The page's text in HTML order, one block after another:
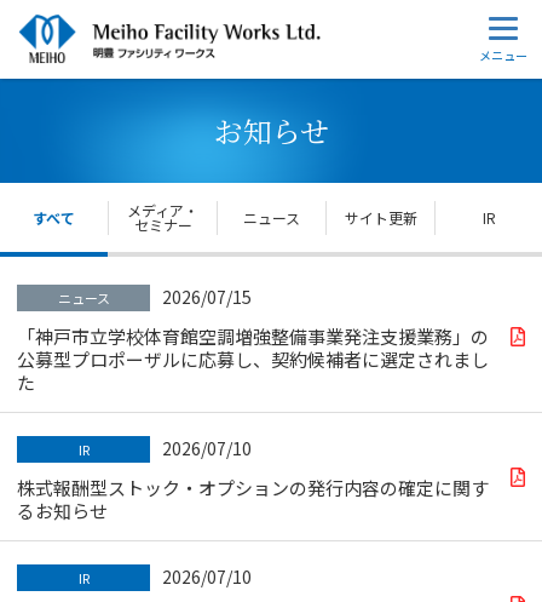
お知らせ
すべて メディア・
セミナー ニュース サイト更新 IR
ニュース 2026/07/15
「神戸市立学校体育館空調増強整備事業発注支援業務」の
公募型プロポーザルに応募し、契約候補者に選定されまし
た
IR 2026/07/10
株式報酬型ストック・オプションの発行内容の確定に関す
るお知らせ
IR 2026/07/10